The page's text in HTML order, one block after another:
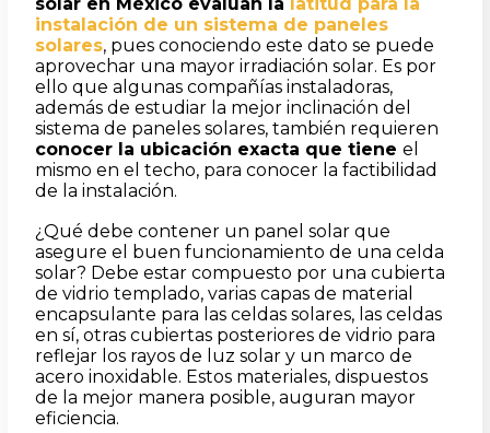
instalación de un sistema de paneles
solares, pues conociendo este dato se puede
aprovechar una mayor irradiación solar. Es por
ello que algunas compañías instaladoras,
además de estudiar la mejor inclinación del
sistema de paneles solares, también requieren
conocer la ubicación exacta que tieneel
mismo en el techo, para conocer la factibilidad
de la instalación.
¿Qué debe contener un panel solar que
asegure el buen funcionamiento de una celda
solar? Debe estar compuesto por una cubierta
de vidrio templado, varias capas de material
encapsulante para las celdas solares, las celdas
en sí, otras cubiertas posteriores de vidrio para
reflejar los rayos de luz solar y un marco de
acero inoxidable. Estos materiales, dispuestos
de la mejor manera posible, auguran mayor
eficiencia.